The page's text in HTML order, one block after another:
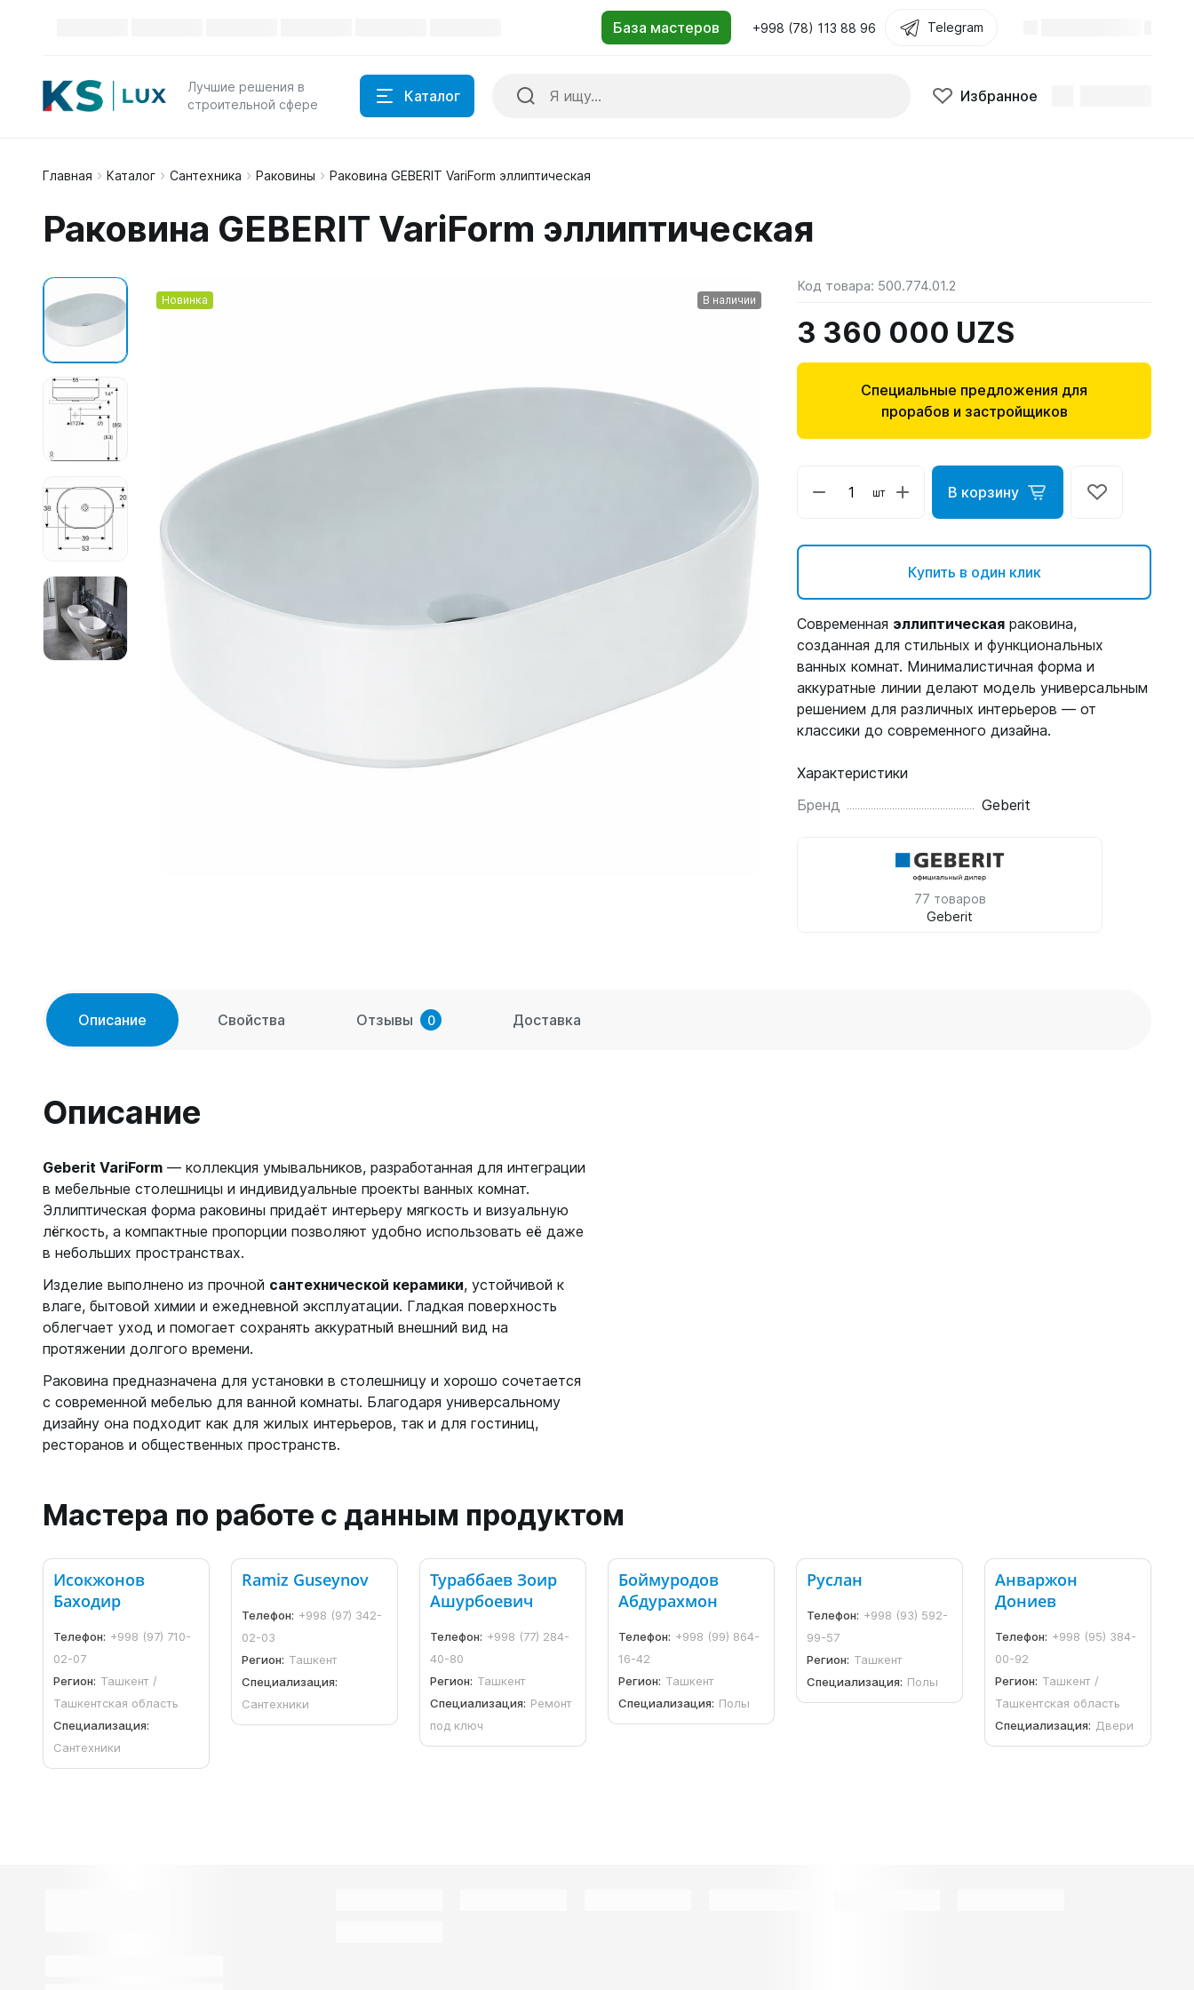
+998 (78) 113 88 96 Telegram
Лучшие решения в
строительной сфере
Каталог Избранное
Главная Каталог Сантехника Раковины Раковина GEBERIT VariForm эллиптическая
Раковина GEBERIT VariForm эллиптическая
Новинка В наличии
Код товара: 500.774.01.2
3 360 000 UZS
Специальные предложения для
прорабов и застройщиков
шт В корзину
Купить в один клик
Современная эллиптическая раковина,
созданная для стильных и функциональных
ванных комнат. Минималистичная форма и
аккуратные линии делают модель универсальным
решением для различных интерьеров — от
классики до современного дизайна.
Характеристики
Бренд
Geberit
77 товаров
Geberit
Описание Свойства Отзывы 0 Доставка
Описание
Geberit VariForm — коллекция умывальников, разработанная для интеграции
в мебельные столешницы и индивидуальные проекты ванных комнат.
Эллиптическая форма раковины придаёт интерьеру мягкость и визуальную
лёгкость, а компактные пропорции позволяют удобно использовать её даже
в небольших пространствах.
Изделие выполнено из прочной сантехнической керамики, устойчивой к
влаге, бытовой химии и ежедневной эксплуатации. Гладкая поверхность
облегчает уход и помогает сохранять аккуратный внешний вид на
протяжении долгого времени.
Раковина предназначена для установки в столешницу и хорошо сочетается
с современной мебелью для ванной комнаты. Благодаря универсальному
дизайну она подходит как для жилых интерьеров, так и для гостиниц,
ресторанов и общественных пространств.
Мастера по работе с данным продуктом
Исокжонов
Баходир
Телефон: +998 (97) 710-
02-07
Регион: Ташкент /
Ташкентская область
Специализация:
Сантехники
Ramiz Guseynov
Телефон: +998 (97) 342-
02-03
Регион: Ташкент
Специализация:
Сантехники
Тураббаев Зоир
Ашурбоевич
Телефон: +998 (77) 284-
40-80
Регион: Ташкент
Специализация: Ремонт
под ключ
Боймуродов
Абдурахмон
Телефон: +998 (99) 864-
16-42
Регион: Ташкент
Специализация: Полы
Руслан
Телефон: +998 (93) 592-
99-57
Регион: Ташкент
Специализация: Полы
Анваржон
Дониев
Телефон: +998 (95) 384-
00-92
Регион: Ташкент /
Ташкентская область
Специализация: Двери